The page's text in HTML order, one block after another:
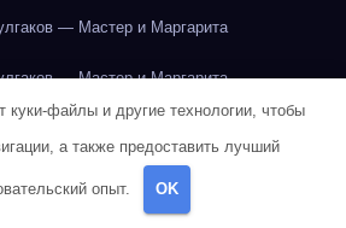
— Мастер и Маргарита
— Мастер и Маргарита
— Мастер и Маргарита
куки-файлы и другие технологии, чтобы
а также предоставить лучший
опыт. OK